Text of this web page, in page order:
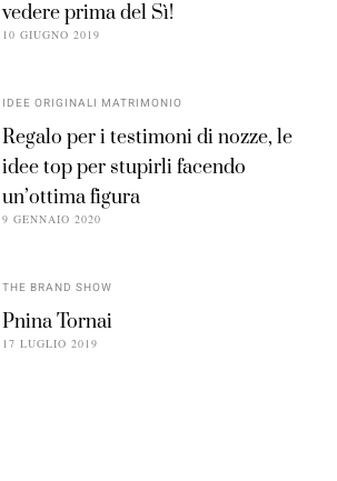
vedere prima del Sì!
10 GIUGNO 2019
IDEE ORIGINALI MATRIMONIO
Regalo per i testimoni di nozze, le
idee top per stupirli facendo
un’ottima figura
9 GENNAIO 2020
THE BRAND SHOW
Pnina Tornai
17 LUGLIO 2019